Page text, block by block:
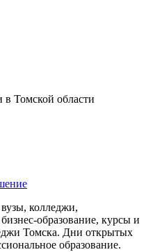
в Томской области
колледжи,
образование, курсы и
Томска. Дни открытых
образование.